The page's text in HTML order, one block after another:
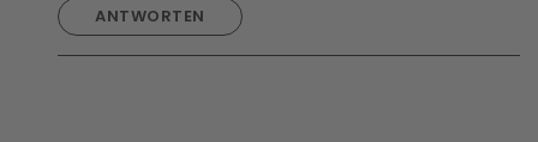
ANTWORTEN